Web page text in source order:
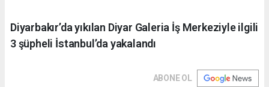
Diyarbakır’da yıkılan Diyar Galeria İş Merkeziyle ilgili
3 şüpheli İstanbul’da yakalandı
ABONE OL